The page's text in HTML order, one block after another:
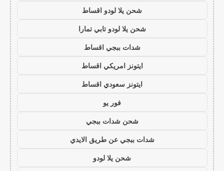
شحن يلا لودو اقساط
شحن يلا لودو تابي تمارا
شدات ببجي اقساط
ايتونز امريكي اقساط
ايتونز سعودي اقساط
فور يو
شحن شدات ببجي
شدات ببجي عن طريق الايدي
شحن يلا لودو